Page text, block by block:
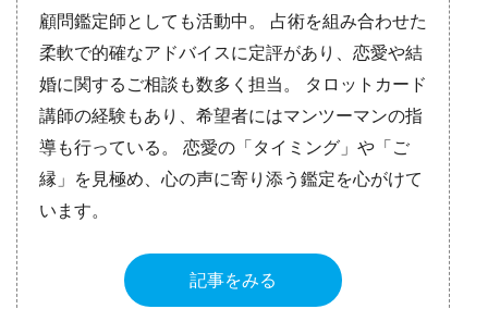
顧問鑑定師としても活動中。 占術を組み合わせた
柔軟で的確なアドバイスに定評があり、恋愛や結
婚に関するご相談も数多く担当。 タロットカード
講師の経験もあり、希望者にはマンツーマンの指
導も行っている。 恋愛の「タイミング」や「ご
縁」を見極め、心の声に寄り添う鑑定を心がけて
います。
記事をみる